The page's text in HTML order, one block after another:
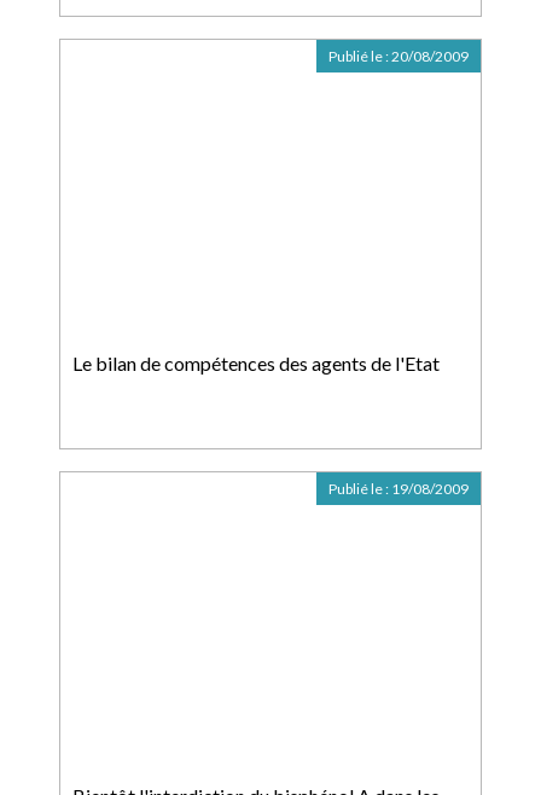
Le bilan de compétences des agents de l'Etat
Publié le :20/08/2009
Publié le : 19/08/2009